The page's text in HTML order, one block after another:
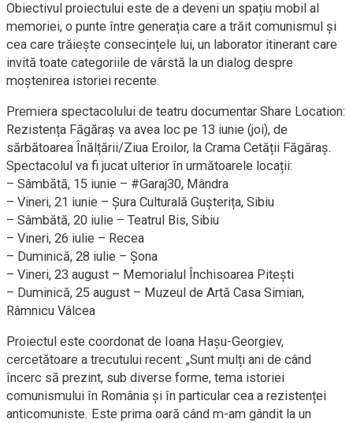
Obiectivul proiectului este de a deveni un spațiu mobil al
memoriei, o punte între generația care a trăit comunismul și
cea care trăiește consecințele lui, un laborator itinerant care
invită toate categoriile de vârstă la un dialog despre
moștenirea istoriei recente.
Premiera spectacolului de teatru documentar Share Location:
Rezistența Făgăraș va avea loc pe 13 iunie (joi), de
sărbătoarea Înălțării/Ziua Eroilor, la Crama Cetății Făgăraș.
Spectacolul va fi jucat ulterior în următoarele locații:
– Sâmbătă, 15 iunie – #Garaj30, Mândra
– Vineri, 21 iunie – Șura Culturală Gușterița, Sibiu
– Sâmbătă, 20 iulie – Teatrul Bis, Sibiu
– Vineri, 26 iulie – Recea
– Duminică, 28 iulie – Șona
– Vineri, 23 august – Memorialul Închisoarea Pitești
– Duminică, 25 august – Muzeul de Artă Casa Simian,
Râmnicu Vâlcea
Proiectul este coordonat de Ioana Hașu-Georgiev,
cercetătoare a trecutului recent: „Sunt mulți ani de când
încerc să prezint, sub diverse forme, tema istoriei
comunismului în România și în particular cea a rezistenței
anticomuniste. Este prima oară când m-am gândit la un